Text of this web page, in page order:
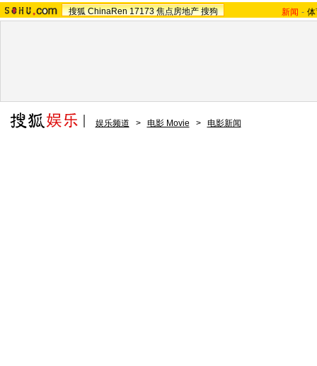
搜狐 ChinaRen 17173 焦点房地产 搜狗 新闻 -
娱乐频道 > 电影 Movie > 电影新闻